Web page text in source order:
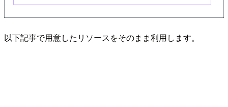
以下記事で用意したリソースをそのまま利用します。